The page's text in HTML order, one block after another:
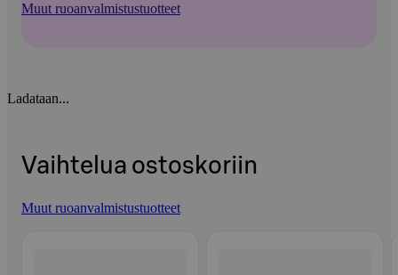
Muut ruoanvalmistustuotteet
Ladataan...
Vaihtelua ostoskoriin
Muut ruoanvalmistustuotteet